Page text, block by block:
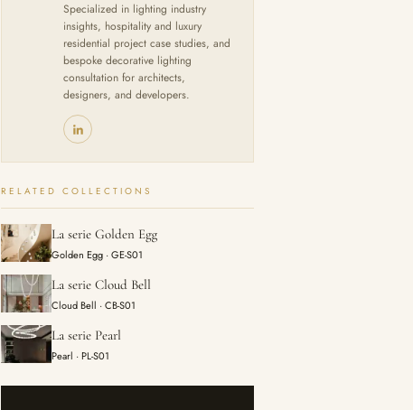
Specialized in lighting industry
insights, hospitality and luxury
residential project case studies, and
bespoke decorative lighting
consultation for architects,
designers, and developers.
RELATED COLLECTIONS
La serie Golden Egg
Golden Egg · GE-S01
La serie Cloud Bell
Cloud Bell · CB-S01
La serie Pearl
Pearl · PL-S01